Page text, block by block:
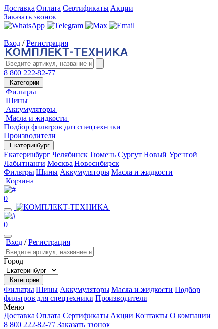
Доставка Оплата Сертификаты Акции
Заказать звонок
Вход / Регистрация
8 800 222-82-77
Категории
Фильтры
Шины
Аккумуляторы
Масла и жидкости
Подбор фильтров для спецтехники
Производители
Екатеринбург
Екатеринбург Челябинск Тюмень Сургут Новый Уренгой
Лабытнанги Москва Новосибирск
Фильтры Шины Аккумуляторы Масла и жидкости
Корзина
0
0
Вход /Регистрация
Город
Категории
Фильтры Шины Аккумуляторы Масла и жидкости Подбор
фильтров для спецтехники Производители
Меню
Доставка Оплата Сертификаты Акции Контакты О компании
8 800 222-82-77 Заказать звонок